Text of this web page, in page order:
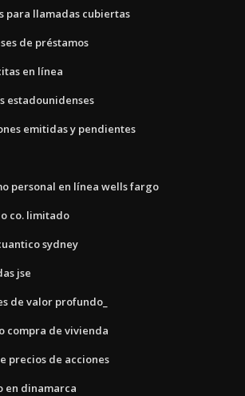
para llamadas cubiertas
de préstamos
en línea
estadounidenses
emitidas y pendientes
personal en línea wells fargo
co. limitado
sydney
jse
de valor profundo_
compra de vivienda
precios de acciones
en dinamarca